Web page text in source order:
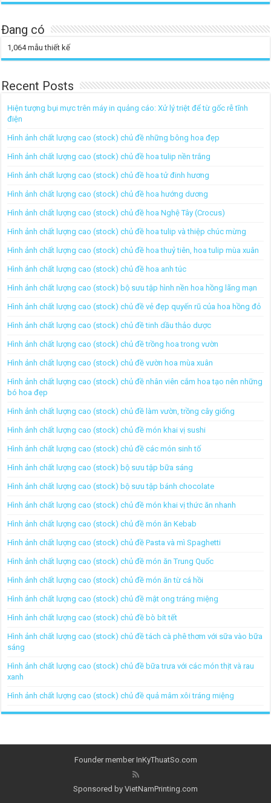
Đang có
1,064mẫu thiết kế
Recent Posts
Hiện tượng bụi mực trên máy in quảng cáo: Xử lý triệt để từ gốc rễ tĩnh
điện
Hình ảnh chất lượng cao (stock) chủ đề những bông hoa đẹp
Hình ảnh chất lượng cao (stock) chủ đề hoa tulip nền trắng
Hình ảnh chất lượng cao (stock) chủ đề hoa tử đinh hương
Hình ảnh chất lượng cao (stock) chủ đề hoa hướng dương
Hình ảnh chất lượng cao (stock) chủ đề hoa Nghệ Tây (Crocus)
Hình ảnh chất lượng cao (stock) chủ đề hoa tulip và thiệp chúc mừng
Hình ảnh chất lượng cao (stock) chủ đề hoa thuỷ tiên, hoa tulip mùa xuân
Hình ảnh chất lượng cao (stock) chủ đề hoa anh túc
Hình ảnh chất lượng cao (stock) bộ sưu tập hình nền hoa hồng lãng mạn
Hình ảnh chất lượng cao (stock) chủ đề vẻ đẹp quyến rũ của hoa hồng đỏ
Hình ảnh chất lượng cao (stock) chủ đề tinh dầu thảo dược
Hình ảnh chất lượng cao (stock) chủ đề trồng hoa trong vườn
Hình ảnh chất lượng cao (stock) chủ đề vườn hoa mùa xuân
Hình ảnh chất lượng cao (stock) chủ đề nhân viên cắm hoa tạo nên những
bó hoa đẹp
Hình ảnh chất lượng cao (stock) chủ đề làm vườn, trồng cây giống
Hình ảnh chất lượng cao (stock) chủ đề món khai vị sushi
Hình ảnh chất lượng cao (stock) chủ đề các món sinh tố
Hình ảnh chất lượng cao (stock) bộ sưu tập bữa sáng
Hình ảnh chất lượng cao (stock) bộ sưu tập bánh chocolate
Hình ảnh chất lượng cao (stock) chủ đề món khai vị thức ăn nhanh
Hình ảnh chất lượng cao (stock) chủ đề món ăn Kebab
Hình ảnh chất lượng cao (stock) chủ đề Pasta và mì Spaghetti
Hình ảnh chất lượng cao (stock) chủ đề món ăn Trung Quốc
Hình ảnh chất lượng cao (stock) chủ đề món ăn từ cá hồi
Hình ảnh chất lượng cao (stock) chủ đề mật ong tráng miệng
Hình ảnh chất lượng cao (stock) chủ đề bò bít tết
Hình ảnh chất lượng cao (stock) chủ đề tách cà phê thơm với sữa vào bữa
sáng
Hình ảnh chất lượng cao (stock) chủ đề bữa trưa với các món thịt và rau
xanh
Hình ảnh chất lượng cao (stock) chủ đề quả mâm xôi tráng miệng
Founder member InKyThuatSo.com
Sponsored by VietNamPrinting.com